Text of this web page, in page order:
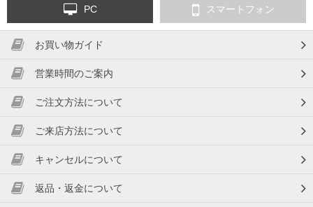
PC スマートフォン
お買い物ガイド
営業時間のご案内
ご注文方法について
ご来店方法について
キャンセルについて
返品・返金について